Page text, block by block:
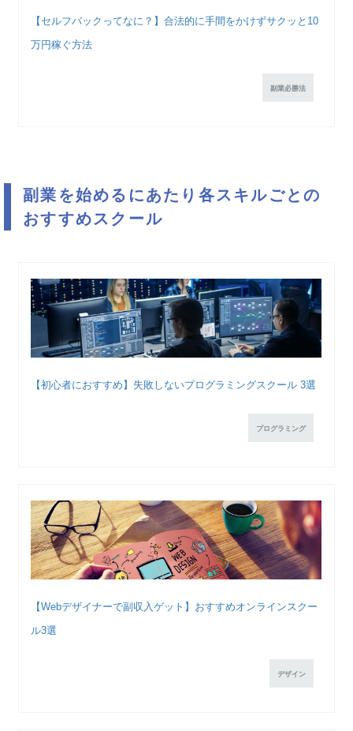
【セルフバックってなに？】合法的に手間をかけずサクッと10
万円稼ぐ方法
副業必勝法
副業を始めるにあたり各スキルごとの
おすすめスクール
【初心者におすすめ】失敗しないプログラミングスクール 3選
プログラミング
【Webデザイナーで副収入ゲット】おすすめオンラインスクー
ル3選
デザイン